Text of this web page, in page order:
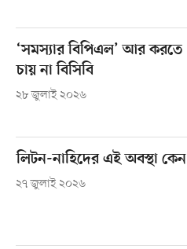
‘সমস্যার বিপিএল’ আর করতে
চায় না বিসিবি
২৮ জুলাই ২০২৬
লিটন-নাহিদের এই অবস্থা কেন
২৭ জুলাই ২০২৬